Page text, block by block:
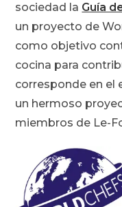
sociedad la Guía
un proyecto de
como objetivo
cocina para
corresponde en el
un hermoso
miembros de Le-